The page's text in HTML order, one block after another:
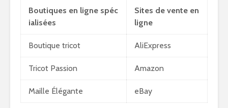
Boutiques en ligne spéc
ialisées
Sites de vente en
ligne
Boutique tricot AliExpress
Tricot Passion Amazon
Maille Élégante eBay